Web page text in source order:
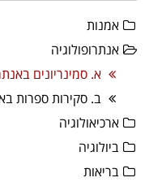
אמנות
אנתרופולוגיה
א. סמינריונים
ב. סקירות ספרות
ארכיאולוגיה
ביולוגיה
בריאות